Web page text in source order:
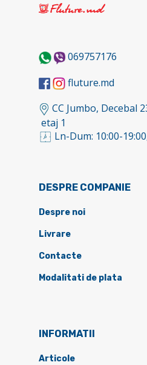
069757176
fluture.md
CC Jumbo, Decebal
etaj 1
Ln-Dum: 10:00-
DESPRE COMPANIE
Despre noi
Livrare
Contacte
Modalitati de plata
INFORMATII
Articole